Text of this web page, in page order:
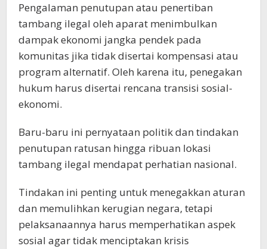
Pengalaman penutupan atau penertiban
tambang ilegal oleh aparat menimbulkan
dampak ekonomi jangka pendek pada
komunitas jika tidak disertai kompensasi atau
program alternatif. Oleh karena itu, penegakan
hukum harus disertai rencana transisi sosial-
ekonomi.
Baru-baru ini pernyataan politik dan tindakan
penutupan ratusan hingga ribuan lokasi
tambang ilegal mendapat perhatian nasional.
Tindakan ini penting untuk menegakkan aturan
dan memulihkan kerugian negara, tetapi
pelaksanaannya harus memperhatikan aspek
sosial agar tidak menciptakan krisis